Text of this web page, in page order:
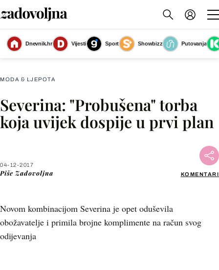
Dnevnik.hr Vijesti Sport Showbizz
Putovanja
Severina
(Foto: Instagram @severina)
MODA & LJEPOTA
Severina: "Probušena" torba
koja uvijek dospije u prvi plan
04-12-2017
Piše Zadovoljna KOMENTARI
Novom kombinacijom Severina je opet oduševila
obožavatelje i primila brojne komplimente na račun svog
odijevanja
Facebook